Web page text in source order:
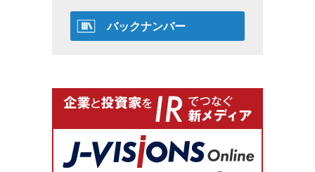
バックナンバー